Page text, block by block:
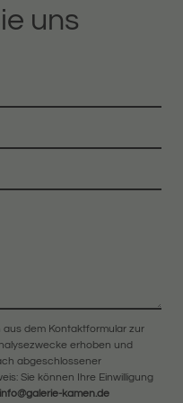
uns
aus dem Kontaktformular zur
erhoben und
abgeschlossener
Sie können Ihre Einwilligung
info@galerie-kamen.de